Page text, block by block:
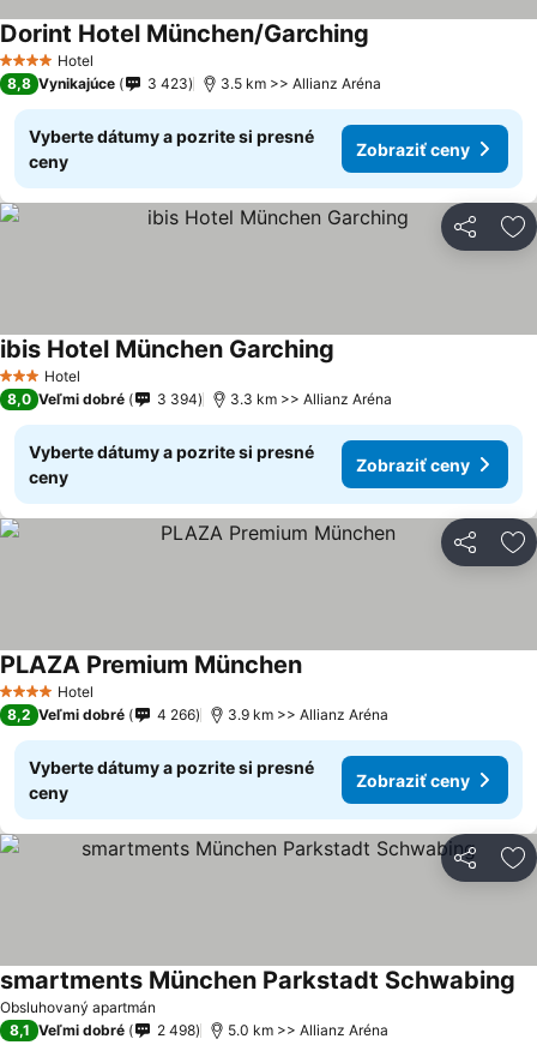
4 Počet hviezdičiek
Hotel
Dorint Hotel München/Garching
8,8 Vynikajúce 3 423 3.5 km >> Allianz Aréna
Vyberte dátumy a pozrite si presné
ceny
Zobraziť ceny
Zdieľať
3 Počet hviezdičiek
Hotel
ibis Hotel München Garching
8,0 Veľmi dobré 3 394 3.3 km >> Allianz Aréna
Vyberte dátumy a pozrite si presné
ceny
Zobraziť ceny
Zdieľať
4 Počet hviezdičiek
Hotel
PLAZA Premium München
8,2 Veľmi dobré 4 266 3.9 km >> Allianz Aréna
Vyberte dátumy a pozrite si presné
ceny
Zobraziť ceny
Zdieľať
Obsluhovaný apartmán
smartments München Parkstadt Schwabing
8,1 Veľmi dobré 2 498 5.0 km >> Allianz Aréna